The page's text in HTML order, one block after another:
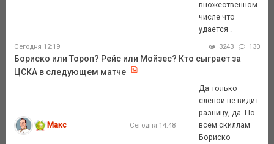
вножественном
числе что
удается .
Сегодня 12:19 3243 130
Бориско или Тороп? Рейс или Мойзес? Кто сыграет за
ЦСКА в следующем матче
Макс Сегодня 14:48
Да только
слепой не видит
разницу, да. По
всем скиллам
Бориско